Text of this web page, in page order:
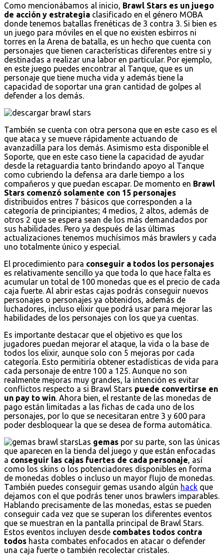
Como mencionábamos al inicio, Brawl Stars es un juego
de acción y estrategia clasificado en el género MOBA
donde tenemos batallas frenéticas de 3 contra 3. Si bien es
un juego para móviles en el que no existen esbirros ni
torres en la Arena de batalla, es un hecho que cuenta con
personajes que tienen características diferentes entre si y
destinadas a realizar una labor en particular. Por ejemplo,
en este juego puedes encontrar al Tanque, que es un
personaje que tiene mucha vida y además tiene la
capacidad de soportar una gran cantidad de golpes al
defender a los demás.
También se cuenta con otra persona que en este caso es el
que ataca y se mueve rápidamente actuando de
avanzadilla para los demás. Asimismo esta disponible el
Soporte, que en este caso tiene la capacidad de ayudar
desde la retaguardia tanto brindando apoyo al Tanque
como cubriendo la defensa ara darle tiempo a los
compañeros y que puedan escapar. De momento en Brawl
Stars comenzó solamente con 15 personajes
distribuidos entres 7 básicos que corresponden a la
categoría de principiantes; 4 medios, 2 altos, además de
otros 2 que se espera sean de los más demandados por
sus habilidades. Pero ya después de las últimas
actualizaciones tenemos muchísimos más brawlers y cada
uno totalmente único y especial.
El procedimiento para conseguir a todos los personajes
es relativamente sencillo ya que toda lo que hace falta es
acumular un total de 100 monedas que es el precio de cada
caja fuerte. Al abrir estas cajas podrás conseguir nuevos
personajes o personajes ya obtenidos, además de
luchadores, incluso elixir que podrá usar para mejorar las
habilidades de los personajes con los que ya cuentas.
Es importante destacar que el objetivo es que los
jugadores puedan mejorar el ataque, la vida o la base de
todos los elixir, aunque solo con 5 mejoras por cada
categoría. Esto permitiría obtener estadísticas de vida para
cada personaje de entre 100 a 125. Aunque no son
realmente mejoras muy grandes, la intención es evitar
conflictos respecto a si Brawl Stars puede convertirse en
un pay to win . Ahora bien, el restante de las monedas de
pago están limitadas a las fichas de cada uno de los
personajes, por lo que se necesitaran entre 3 y 600 para
poder desbloquear la que se desea de forma automática.
Las gemas por su parte, son las únicas
que aparecen en la tienda del juego y que están enfocadas
a conseguir las cajas fuertes de cada personaje , así
como los skins o los potenciadores disponibles en forma
de monedas dobles o incluso un mayor flujo de monedas.
También puedes conseguir gemas usando algún hack que
dejamos con el que podrás tener unos brawlers imparables.
Hablando precisamente de las monedas, estas se pueden
conseguir cada vez que se superan los diferentes eventos
que se muestran en la pantalla principal de Brawl Stars.
Estos eventos incluyen desde combates todos contra
todos hasta combates enfocados en atacar o defender
una caja fuerte o también recolectar cristales.